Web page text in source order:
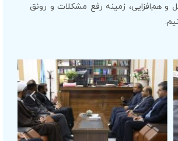
و هم‌افزایی، زمینه رفع مشکلات و رونق